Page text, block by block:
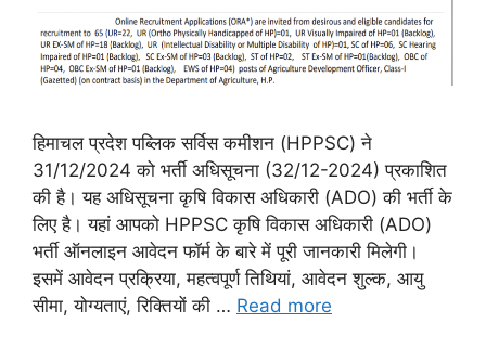
हिमाचल प्रदेश पब्लिक सर्विस कमीशन (HPPSC) ने
31/12/2024 को भर्ती अधिसूचना (32/12-2024) प्रकाशित
की है। यह अधिसूचना कृषि विकास अधिकारी (ADO) की भर्ती के
लिए है। यहां आपको HPPSC कृषि विकास अधिकारी (ADO)
भर्ती ऑनलाइन आवेदन फॉर्म के बारे में पूरी जानकारी मिलेगी।
इसमें आवेदन प्रक्रिया, महत्वपूर्ण तिथियां, आवेदन शुल्क, आयु
सीमा, योग्यताएं, रिक्तियों की … Read more